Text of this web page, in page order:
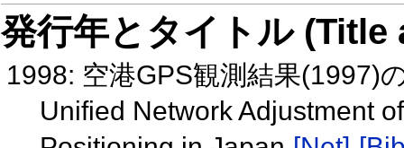
発行年とタイトル
1998: 空港GPS観測結果(1997)
Unified Network Adjustment